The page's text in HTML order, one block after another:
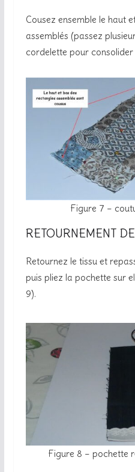
Cousez ensemble le haut
assemblés (passez
cordelette pour consolider
Figure 7 –
RETOURNEMENT
Retournez le tissu et
puis pliez la pochette sur
9).
Figure 8 – pochette